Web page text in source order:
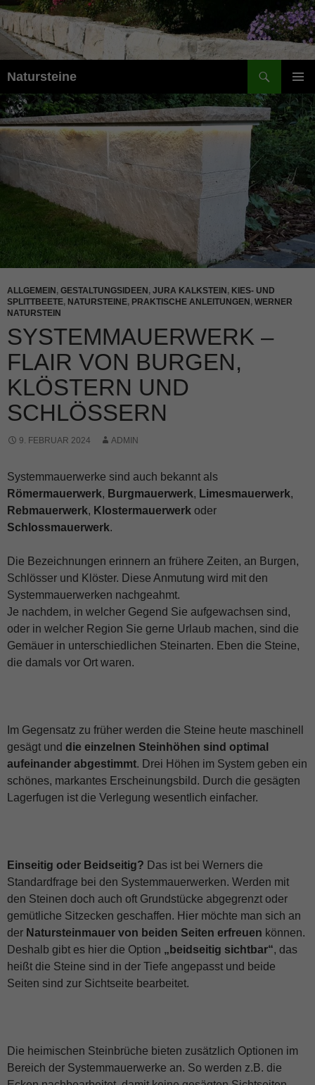
Natursteine
MENÜ
INHALT
SPRINGEN
ALLGEMEIN, GESTALTUNGSIDEEN, JURA KALKSTEIN, KIES- UND
SPLITTBEETE, NATURSTEINE, PRAKTISCHE ANLEITUNGEN, WERNER
NATURSTEIN
SYSTEMMAUERWERK –
FLAIR VON BURGEN,
KLÖSTERN UND
SCHLÖSSERN
9. FEBRUAR 2024 ADMIN
Systemmauerwerke sind auch bekannt als
Römermauerwerk, Burgmauerwerk, Limesmauerwerk,
Rebmauerwerk, Klostermauerwerk oder
Schlossmauerwerk.
Die Bezeichnungen erinnern an frühere Zeiten, an Burgen,
Schlösser und Klöster. Diese Anmutung wird mit den
Systemmauerwerken nachgeahmt.
Je nachdem, in welcher Gegend Sie aufgewachsen sind,
oder in welcher Region Sie gerne Urlaub machen, sind die
Gemäuer in unterschiedlichen Steinarten. Eben die Steine,
die damals vor Ort waren.
Im Gegensatz zu früher werden die Steine heute maschinell
gesägt und die einzelnen Steinhöhen sind optimal
aufeinander abgestimmt. Drei Höhen im System geben ein
schönes, markantes Erscheinungsbild. Durch die gesägten
Lagerfugen ist die Verlegung wesentlich einfacher.
Einseitig oder Beidseitig? Das ist bei Werners die
Standardfrage bei den Systemmauerwerken. Werden mit
den Steinen doch auch oft Grundstücke abgegrenzt oder
gemütliche Sitzecken geschaffen. Hier möchte man sich an
der Natursteinmauer von beiden Seiten erfreuen können.
Deshalb gibt es hier die Option „beidseitig sichtbar“, das
heißt die Steine sind in der Tiefe angepasst und beide
Seiten sind zur Sichtseite bearbeitet.
Die heimischen Steinbrüche bieten zusätzlich Optionen im
Bereich der Systemmauerwerke an. So werden z.B. die